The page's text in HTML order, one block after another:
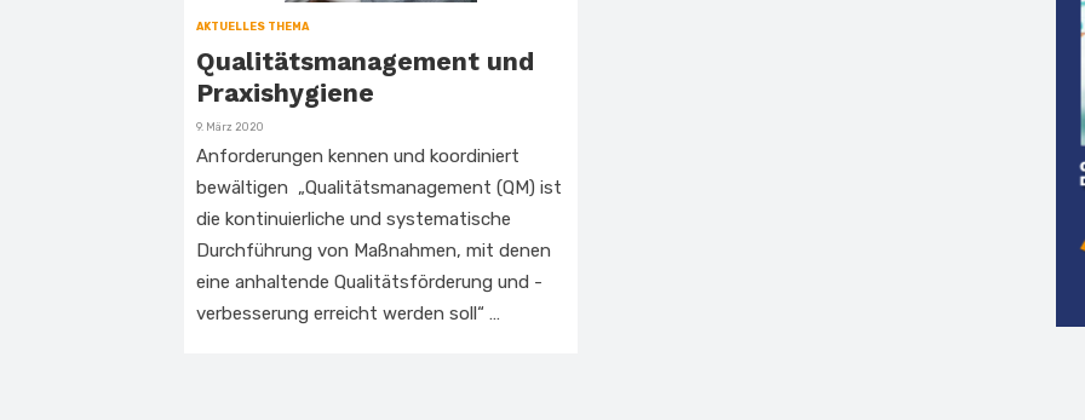
AKTUELLES THEMA
Qualitätsmanagement und
Praxishygiene
Veröffentlicht
9. März 2020
Anforderungen kennen und koordiniert
bewältigen „Qualitätsmanagement (QM) ist
die kontinuierliche und systematische
Durchführung von Maßnahmen, mit denen
eine anhaltende Qualitätsförderung und -
verbesserung erreicht werden soll“ …